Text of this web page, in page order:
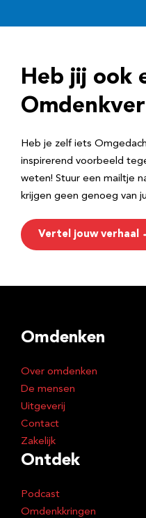
r
e
Heb jij ook
Heb je zelf iets
inspirerend voorbeeld
weten! Stuur een mailtje
krijgen geen genoeg van
Vertel jouw verhaal
Omdenken
Over omdenken
De mensen
Uitgeverij
Contact
Zakelijk
Ontdek
Podcast
Omdenkkringen